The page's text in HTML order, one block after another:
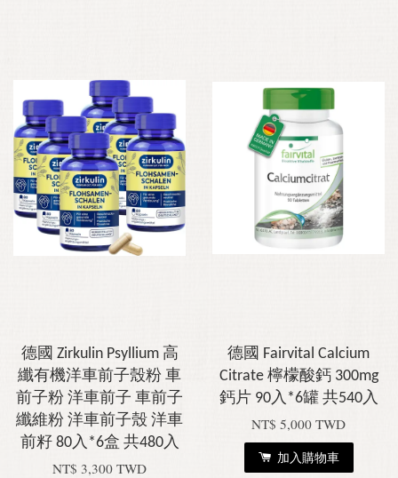
德國 Zirkulin Psyllium 高
纖有機洋車前子殼粉 車
前子粉 洋車前子 車前子
纖維粉 洋車前子殼 洋車
前籽 80入*6盒 共480入
NT$ 3,300 TWD
德國 Fairvital Calcium
Citrate 檸檬酸鈣 300mg
鈣片 90入*6罐 共540入
NT$ 5,000 TWD
加入購物車